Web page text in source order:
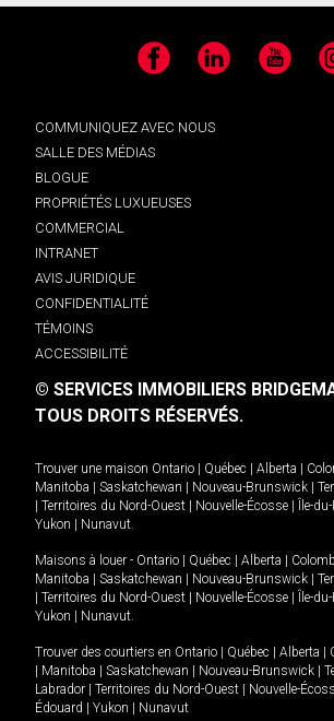
Facebook LinkedIn YouTube
COMMUNIQUEZ AVEC NOUS
SALLE DES MÉDIAS
BLOGUE
PROPRIÉTÉS LUXUEUSES
COMMERCIAL
INTRANET
AVIS JURIDIQUE
CONFIDENTIALITÉ
TÉMOINS
ACCESSIBILITÉ
© SERVICES IMMOBILIERS
TOUS DROITS RÉSERVÉS.
Trouver une maison Ontario Québec Alberta
Manitoba
Saskatchewan Nouveau-Brunswick
Territoires du Nord-Ouest Nouvelle-Écosse Île-
Yukon
Nunavut.
Maisons à louer - Ontario Québec Alberta
Manitoba
Saskatchewan Nouveau-Brunswick
Territoires du Nord-Ouest Nouvelle-Écosse Île-
Yukon
Nunavut.
Trouver des courtiers en Ontario Québec Alberta
Manitoba Saskatchewan Nouveau-Brunswick
Labrador
Territoires du Nord-Ouest Nouvelle-
Édouard
Yukon Nunavut